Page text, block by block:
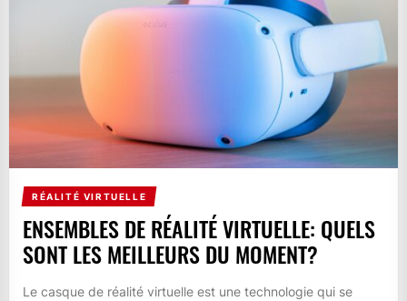
RÉALITÉ VIRTUELLE
ENSEMBLES DE RÉALITÉ VIRTUELLE: QUELS
SONT LES MEILLEURS DU MOMENT?
Le casque de réalité virtuelle est une technologie qui se